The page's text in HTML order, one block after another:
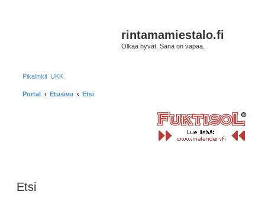
rintamamiestalo.fi
Olkaa hyvät. Sana on vapaa.
Pikalinkit UKK
Portal Etusivu Etsi
Etsi